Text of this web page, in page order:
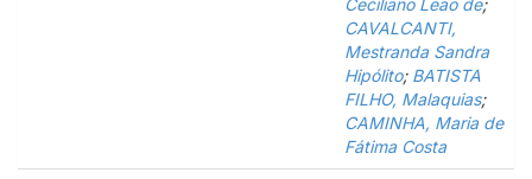
Ceciliano Leão de;
CAVALCANTI,
Mestranda Sandra
Hipólito; BATISTA
FILHO, Malaquias;
CAMINHA, Maria de
Fátima Costa